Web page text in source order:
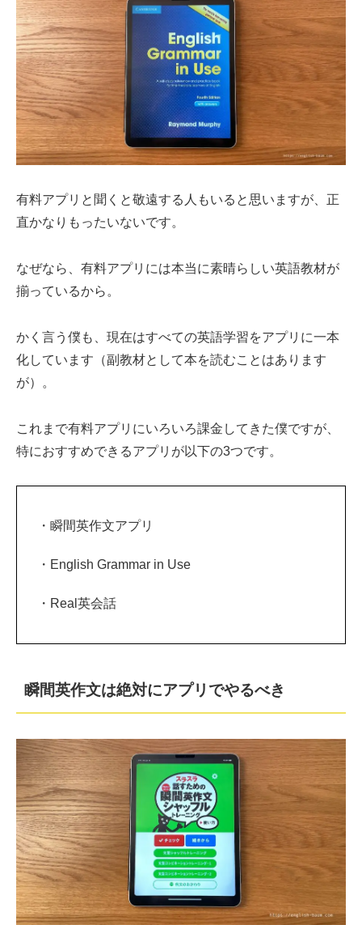
有料アプリと聞くと敬遠する人もいると思いますが、正
直かなりもったいないです。
なぜなら、有料アプリには本当に素晴らしい英語教材が
揃っているから。
かく言う僕も、現在はすべての英語学習をアプリに一本
化しています（副教材として本を読むことはあります
が）。
これまで有料アプリにいろいろ課金してきた僕ですが、
特におすすめできるアプリが以下の3つです。
・瞬間英作文アプリ
・English Grammar in Use
・Real英会話
瞬間英作文は絶対にアプリでやるべき